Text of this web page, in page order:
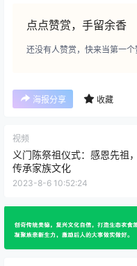
点点赞赏，手留余香
还没有人赞赏，快来当第一个
海报分享 收藏
视频
义门陈祭祖仪式：感恩先祖，
传承家族文化
2023-8-6 10:52:24